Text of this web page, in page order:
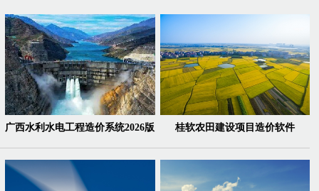
广西水利水电工程造价系统2026版 桂软农田建设项目造价软件